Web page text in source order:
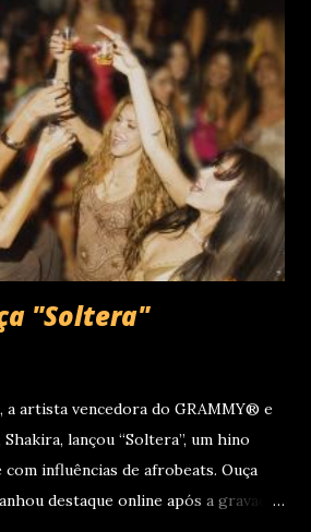
Carlos se apresentará em Curitiba
(Rua Prof. Pedro Viriato Parigot
Comprido, Curitiba - PR). Abertura
físicas no dia 04 de setembro ao meio
são da Cult! Produções, RW7
e RC Produções. Roberto
de 2025 se apresentando n...
"Soltera"
artista vencedora do GRAMMY® e
lançou “Soltera”, um hino
influências de afrobeats. Ouça
destaque online após a gravação